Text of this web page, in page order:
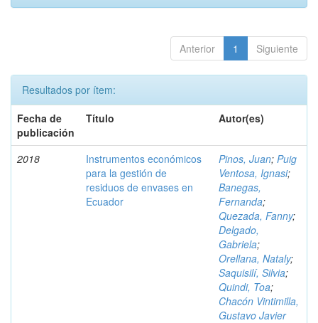
Anterior 1 Siguiente
Resultados por ítem:
Fecha de
publicación
Título Autor(es)
2018
Instrumentos económicos
para la gestión de
residuos de envases en
Ecuador
Pinos, Juan; Puig
Ventosa, Ignasi;
Banegas,
Fernanda;
Quezada, Fanny;
Delgado,
Gabriela;
Orellana, Nataly;
Saquisilí, Silvia;
Quindi, Toa;
Chacón Vintimilla,
Gustavo Javier